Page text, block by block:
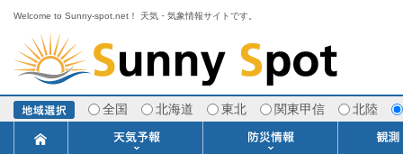
Welcome to Sunny-spot.net！ 天気・気象情報サイトです。
全国 北海道 東北 関東甲信 北陸